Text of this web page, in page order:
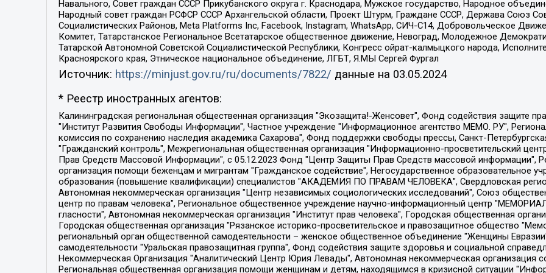
Навального, Совет граждан СССР Прикубанского округа г. Краснодара, Мужское государство, Народное
Народный совет граждан РСФСР СССР Архангельской области, Проект Штурм, Граждане СССР, Держава Союз
Социалистических Районов, Meta Platforms Inc, Facebook, Instagram, WhatsApp, СИЧ-С14, Добровольческое
Комитет, Татарстанское Региональное Всетатарское общественное движение, Невоград, Молодежное
Татарской Автономной Советской Социалистической Республики, Конгресс ойрат-калмыцкого народа,
Красноярского края, Этническое национальное объединение, ЛГБТ, Я.МЫ Сергей Фургал
Источник: https://minjust.gov.ru/ru/documents/7822/ данные на 03.05.2024
* Реестр иностранных агентов:
Калининградская региональная общественная организация "Экозащита!-Женсовет", Фонд содействия защите прав и свобод граждан "Общественный вердикт", Фонд "Институт Развития Свободы Информации", Частное учреждение "Информационное агентство МЕМО. РУ", Региональная общественная организация "Общественная комиссия по сохранению наследия академика Сахарова", Фонд поддержки свободы прессы, Санкт-Петербургская общественная правозащитная организация "Гражданский контроль", Межрегиональная общественная организация "Информационно-просветительский центр "Мемориал", Региональный Фонд "Центр Защиты Прав Средств Массовой Информации", с 05.12.2023 Фонд "Центр Защиты Прав Средств массовой информации", Региональная общественная благотворительная организация помощи беженцам и мигрантам "Гражданское содействие", Негосударственное образовательное учреждение дополнительного профессионального образования (повышение квалификации) специалистов "АКАДЕМИЯ ПО ПРАВАМ ЧЕЛОВЕКА", Свердловская региональная общественная организация "Сутяжник", Автономная некоммерческая организация "Центр независимых социологических исследований", Союз общественных объединений "Российский исследовательский центр по правам человека", Региональное общественное учреждение научно-информационный центр "МЕМОРИАЛ", Некоммерческая организация "Фонд защиты гласности", Автономная некоммерческая организация "Институт прав человека", Городская общественная организация "Екатеринбургское общество "МЕМОРИАЛ", Городская общественная организация "Рязанское историко-просветительское и правозащитное общество "Мемориал" (Рязанский Мемориал), Челябинский региональный орган общественной самодеятельности – женское общественное объединение "Женщины Евразии", Челябинский региональный орган общественной самодеятельности "Уральская правозащитная группа", Фонд содействия защите здоровья и социальной справедливости имени Андрея Рылькова, Автономная Некоммерческая Организация "Аналитический Центр Юрия Левады", Автономная некоммерческая организация социальной поддержки населения "Проект Апрель", Региональная общественная организация помощи женщинам и детям, находящимся в кризисной ситуации "Информационно-методический центр "Анна", Фонд содействия развитию массовых коммуникаций и правовому просвещению "Так-так-Так", Фонд содействия устойчивому развитию "Серебряная тайга", Свердловский региональный общественный фонд социальных проектов "Новое время", "Idel.Реалии", Кавказ.Реалии, Крым.Реалии, Телеканал Настоящее Время, Татаро-башкирская служба Радио Свобода (Azatliq Radiosi), Радио Свободная Европа/Радио Свобода (PCE/PC), "Сибирь.Реалии", "Фактограф", Благотворительный фонд помощи осужденным и их семьям, Автономная некоммерческая организация "Институт глобализации и социальных движений", Фонд "В защиту прав заключенных", Частное учреждение "Центр поддержки и содействия развитию средств массовой информации", Пензенский региональный общественный благотворительный фонд "Гражданский союз", "Север.Реалии", Некоммерческая организация Фонд "Правовая инициатива", Общество с ограниченной ответственностью "Радио Свободная Европа/Радио Свобода", Чешское информационное агентство "MEDIUM-ORIENT", Красноярская региональная общественная организация "Мы против СПИДа", Камалягин Денис Николаевич, Маркелов Сергей Евгеньевич, Пономарев Лев Александрович, Савицкая Людмила Алексеевна, Автономная некоммерческая организация "Центр по работе с проблемой насилия "НАСИЛИЮ.НЕТ", Межрегиональный профессиональный союз работников здравоохранения "Альянс врачей", Юридическое лицо, зарегистрированное в Латвийской Республике, SIA "Medusa Project" (регистрационный номер 40103797863, дата регистрации 10.06.2014), Некоммерческая организация "Фонд по борьбе с коррупцией", Автономная некоммерческая организация "Институт права и публичной политики", Баданин Роман Сергеевич, Гликин Максим Александрович, Железнова Мария Михайловна, Лукьянова Юлия Сергеевна, Маетная Елизавета Витальевна, Маняхин Петр Борисович, Чуракова Ольга Владимировна, Ярош Юлия Петровна, Юридическое лицо "The Insider SIA", зарегистрированное в Риге, Латвийская Республика (дата регистрации 26.06.2015), являющееся администратором доменного имени интернет-издания "The Insider SIA", https://theins.ru, Постернак Алексей Евгеньевич, Рубин Михаил Аркадьевич, Анин Роман Александрович, Юридическое лицо Istories fonds, зарегистрированное в Латвийской Республике (регистрационный номер 50008295751, дата регистрации 24.02.2020), Великовский Дмитрий Александрович, Долинина Ирина Николаевна, Мароховская Алеся Алексеевна, Шлейнов Роман Юрьевич, Шмагун Олеся Валентиновна, Общество с ограниченной ответственностью "Альтаир 2021", Общество с ограниченной ответственностью "Вега 2021", Общество с ограниченной ответственностью "Главный редактор 2021", Общество с ограниченной ответственностью "Ромашки монолит", Важенков Артем Валерьевич, Ивановская областная общественная организация "Центр гендерных исследований", Гурман Юрий Альбертович, Медиапроект "ОВД-Инфо", Егоров Владимир Владимирович, Жилинский Владимир Александрович, Общество с ограниченной ответственностью "ЗП", Иванова София Юрьевна, Карезина Инна Павловна, Кильтау Екатерина Викторовна, Петров Алексей Викторович, Пискунов Сергей Евгеньевич, Смирнов Сергей Сергеевич, Тихонов Михаил Сергеевич, Общество с ограниченной ответственностью "ЖУРНАЛИСТ-ИНОСТРАННЫЙ АГЕНТ", Арапова Галина Юрьевна, Вольтская Татьяна Анатольевна, Американская компания "Mason G.E.S. Anonymous Foundation" (США), являющаяся владельцем интернет-издания https://mnews.world/, Компания "Stichting Bellingcat", зарегистрированная в Нидерландах (дата регистрации 11.07.2018), Захаров Андрей Вячеславович, Клепиковская Екатерина Дмитриевна, Общество с ограниченной ответственностью "МЕМО", Перл Роман Александрович, Симонов Евгений Алексеевич, Соловьева Елена Анатольевна, Сотников Даниил Владимирович, Сурначева Елизавета Дмитриевна, Автономная некоммерческая организация по защите прав человека и информированию населения "Якутия – Наше Мнение", Общество с ограниченной ответственностью "Москоу диджитал медиа", с 26.01.2023 Общество с ограниченной ответственностью "Чайка Белые сады", Ветошкина Валерия Валерьевна, Заговора Максим Александрович, Межрегиональное общественное движение "Российская ЛГБТ - сеть", Оленичев Максим Владимирович, Павлов Иван Юрьевич, Скворцова Елена Сергеевна, Общество с ограниченной ответственностью "Как бы инагент", Кочетков Игорь Викторович, Общество с ограниченной ответственностью "Честные выборы", Еланчик Олег Александрович, Общество с ограниченной ответственностью "Нобелевский призыв", Гималова Регина Эмилевна, Григорьев Андрей Валерьевич, Григорьева Алина Александровна, Ассоциация по содействию защите прав призывников, альтернативнослужащих и военнослужащих "Правозащитная группа